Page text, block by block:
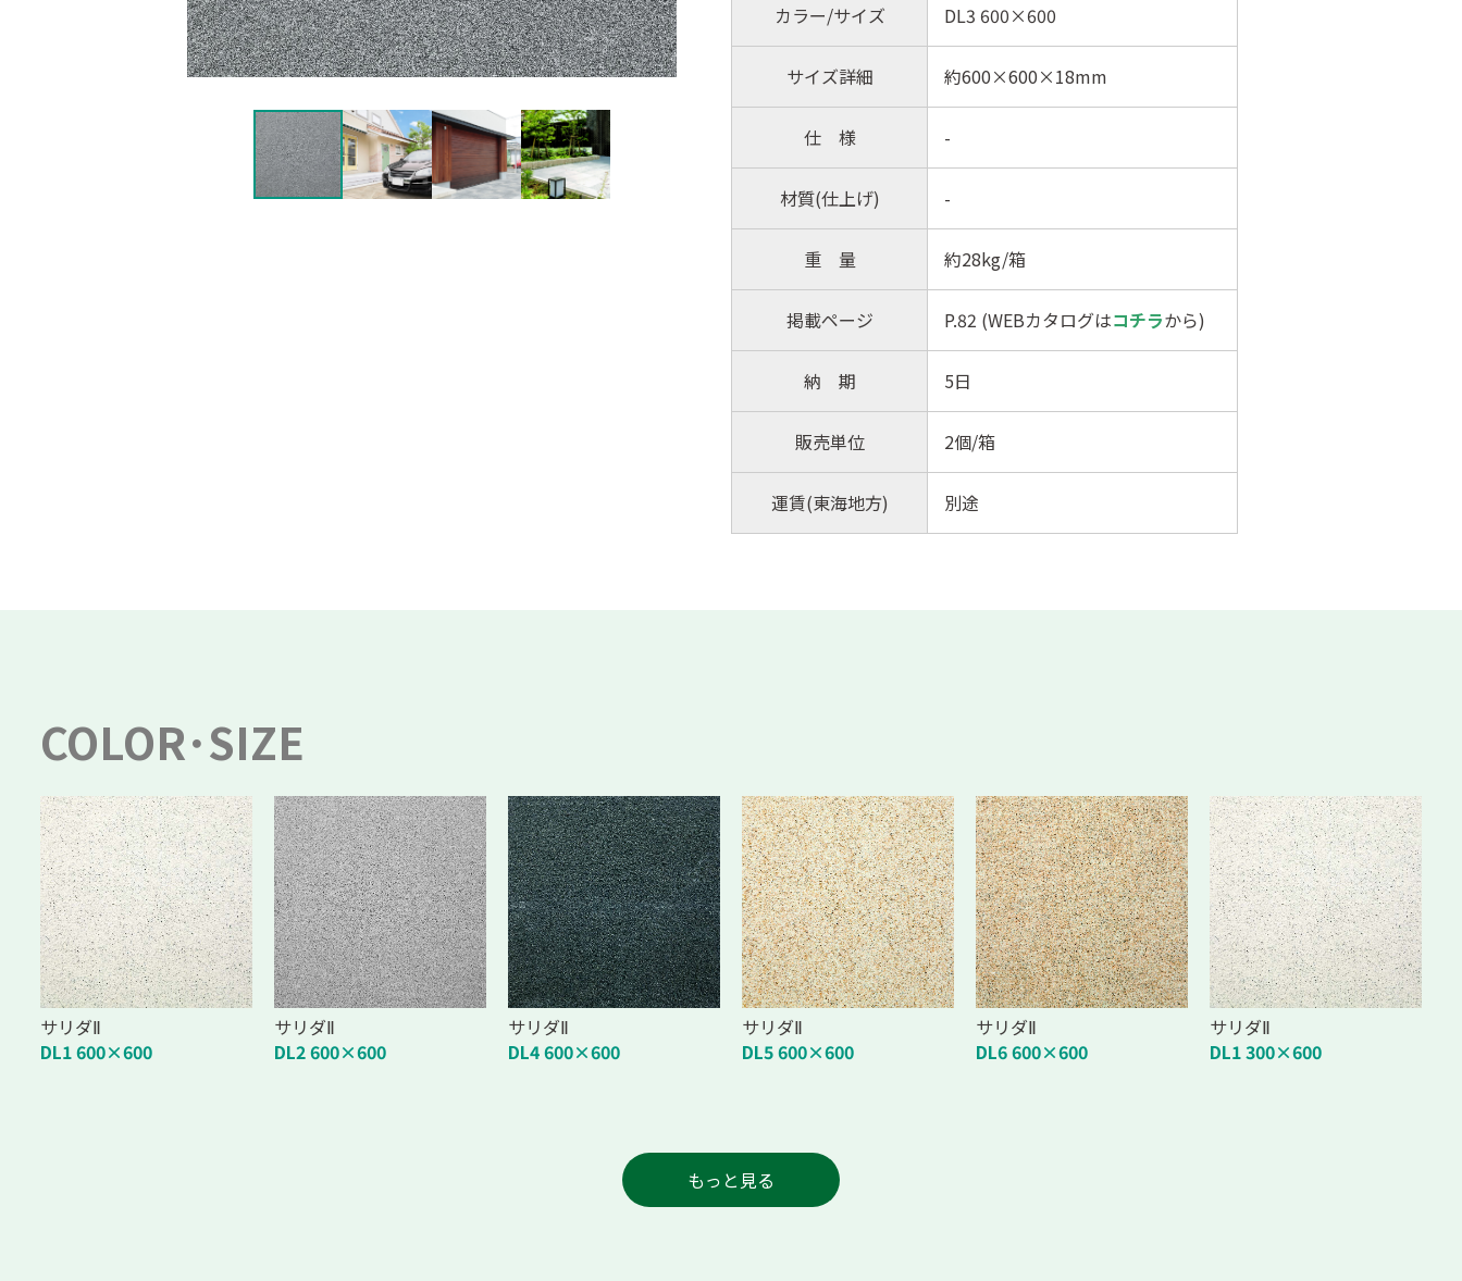
カラー/サイズ DL3 600×600
サイズ詳細 約600×600×18mm
仕 様 -
材質(仕上げ) -
重 量 約28kg/箱
掲載ページ P.82 (WEBカタログはコチラから)
納 期 5日
販売単位 2個/箱
運賃(東海地方) 別途
COLOR･SIZE
サリダⅡ
DL1 600×600
サリダⅡ
DL2 600×600
サリダⅡ
DL4 600×600
サリダⅡ
DL5 600×600
サリダⅡ
DL6 600×600
サリダⅡ
DL1 300×600
もっと見る